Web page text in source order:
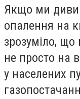
Якщо ми
опалення на
зрозуміло, що
не просто на
у населених